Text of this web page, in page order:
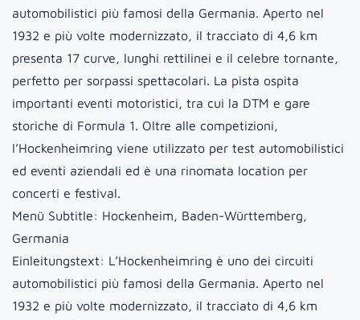
automobilistici più famosi della Germania. Aperto nel
1932 e più volte modernizzato, il tracciato di 4,6 km
presenta 17 curve, lunghi rettilinei e il celebre tornante,
perfetto per sorpassi spettacolari. La pista ospita
importanti eventi motoristici, tra cui la DTM e gare
storiche di Formula 1. Oltre alle competizioni,
l’Hockenheimring viene utilizzato per test automobilistici
ed eventi aziendali ed è una rinomata location per
concerti e festival.
Menü Subtitle: Hockenheim, Baden-Württemberg,
Germania
Einleitungstext: L’Hockenheimring è uno dei circuiti
automobilistici più famosi della Germania. Aperto nel
1932 e più volte modernizzato, il tracciato di 4,6 km